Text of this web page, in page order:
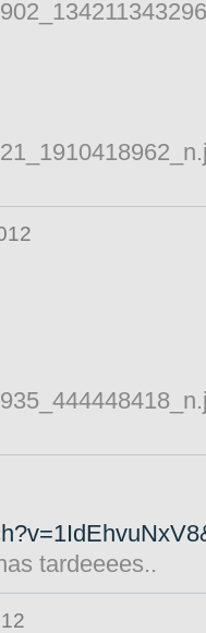
tardeeees..